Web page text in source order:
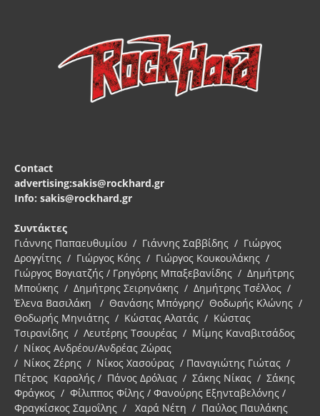
Contact
advertising:sakis@rockhard.gr
Info: sakis@rockhard.gr
Συντάκτες
Γιάννης Παπαευθυμίου / Γιάννης Σαββίδης / Γιώργος
Δρογγίτης / Γιώργος Κόης / Γιώργος Κουκουλάκης /
Γιώργος Βογιατζής / Γρηγόρης Μπαξεβανίδης / Δημήτρης
Μπούκης / Δημήτρης Σειρηνάκης / Δημήτρης Τσέλλος /
Έλενα Βασιλάκη / Θανάσης Μπόγρης/ Θοδωρής Κλώνης /
Θοδωρής Μηνιάτης / Κώστας Αλατάς / Κώστας
Τσιρανίδης / Λευτέρης Τσουρέας / Μίμης Καναβιτσάδος
/ Νίκος Ανδρέου/Ανδρέας Ζώρας
/ Νίκος Ζέρης / Νίκος Χασούρας / Παναγιώτης Γιώτας /
Πέτρος Καραλής / Πάνος Δρόλιας / Σάκης Νίκας / Σάκης
Φράγκος / Φίλιππος Φίλης / Φανούρης Εξηνταβελόνης /
Φραγκίσκος Σαμοΐλης / Χαρά Νέτη / Παύλος Παυλάκης